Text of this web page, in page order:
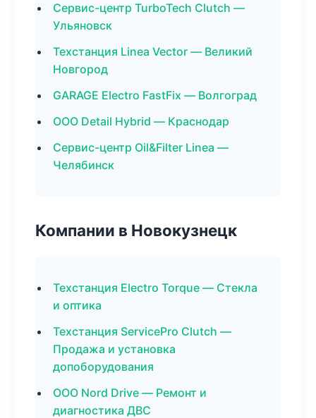
Сервис-центр TurboTech Clutch —
Ульяновск
Техстанция Linea Vector — Великий
Новгород
GARAGE Electro FastFix — Волгоград
ООО Detail Hybrid — Краснодар
Сервис-центр Oil&Filter Linea —
Челябинск
Компании в Новокузнецк
Техстанция Electro Torque — Стекла
и оптика
Техстанция ServicePro Clutch —
Продажа и установка
допоборудования
ООО Nord Drive — Ремонт и
диагностика ДВС